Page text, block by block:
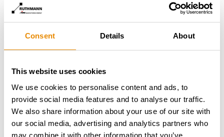
Consent Details About
This website uses cookies
We use cookies to personalise content and ads, to
provide social media features and to analyse our traffic.
We also share information about your use of our site with
our social media, advertising and analytics partners who
may combine it with other information that you’ve